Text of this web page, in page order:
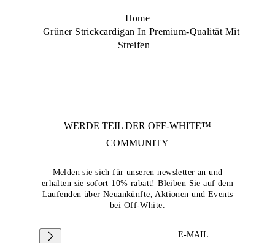
Home
Grüner Strickcardigan In Premium-Qualität Mit
Streifen
WERDE TEIL DER OFF-WHITE™
COMMUNITY
Melden sie sich für unseren newsletter an und
erhalten sie sofort 10% rabatt! Bleiben Sie auf dem
Laufenden über Neuankünfte, Aktionen und Events
bei Off-White.
E-MAIL